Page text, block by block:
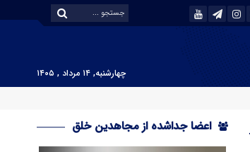
چهارشنبه, ۱۴ مرداد , ۱۴۰۵
اعضا جداشده از مجاهدین خلق